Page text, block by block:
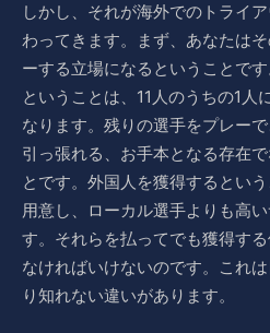
しかし、それが海外でのトライ
わってきます。まず、あなたは
ーする立場になるということで
ということは、11人のうちの1人
なります。残りの選手をプレー
引っ張れる、お手本となる存在
とです。外国人を獲得するとい
用意し、ローカル選手よりも高
す。それらを払ってでも獲得す
なければいけないのです。これ
り知れない違いがあります。